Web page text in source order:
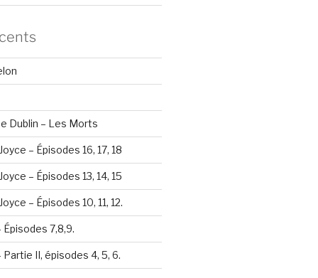
Dublin – Les Morts
– Épisodes 16, 17, 18
– Épisodes 13, 14, 15
– Épisodes 10, 11, 12.
Épisodes 7,8,9.
Partie II, épisodes 4, 5, 6.